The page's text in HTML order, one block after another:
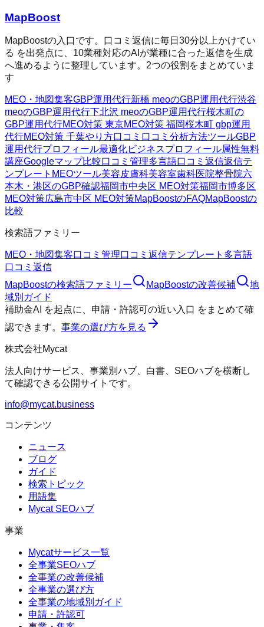
MapBoost
MapBoostの入口です。口コミ返信に毎日30分以上かけてい
る を出発点に、10業種対応のAIが業種に合った返信を生成
へ進めるように整理しています。2つの役割をまとめていま
す
MEO・地図集客GBP運用代行新橋 meoのGBP運用代行渋谷
meoのGBP運用代行下北沢 meoのGBP運用代行桜木町の
GBP運用代行MEO対策 東京MEO対策 福岡桜木町 gbp運用
代行MEO対策 千葉やり方口コミ 口コミ分析方法ツールGBP
運用代行プロフィール最適化ビジネスプロフィール属性無料
講座Googleマップ比較口コミ管理多言語口コミ返信返信テ
ンプレート MEOツール美容皮膚科美容室歯科医院整骨院六
本木・港区のGBP確認福岡市中央区 MEO対策福岡市博多区
MEO対策広島市中区 MEO対策MapBoostのFAQMapBoostの
比較
検索語ファミリー
MEO・地図集客口コミ管理口コミ返信テンプレート 多言語
口コミ返信
MapBoostの検索語ファミリー MapBoostの改善候補
地
域別ガイド
補助金AI
を起点に、 申請・許認可の近い入口 をまとめて確
認できます。 事業の選び方を見る
株式会社Mycat
法人向けサービス、事業別ハブ、白書、SEOハブを横断し
て確認できる公開サイトです。
info@mycat.business
コンテンツ
ニュース
ブログ
ガイド
検索トピック
用語集
Mycat SEOハブ
事業
Mycatサービス一覧
全事業SEOハブ
全事業の改善候補
全事業の選び方
全事業の地域別ガイド
申請・許認可